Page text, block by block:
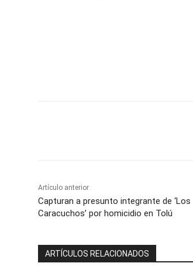
Artículo anterior
Capturan a presunto integrante de ‘Los
Caracuchos’ por homicidio en Tolú
ARTÍCULOS RELACIONADOS